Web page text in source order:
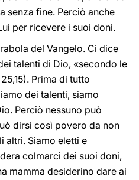
senza fine. Perciò anche
per ricevere i suoi doni.
del Vangelo. Ci dice
talenti di Dio, «secondo le
Prima di tutto
dei talenti, siamo
Perciò nessuno può
dirsi così povero da non
altri. Siamo eletti e
colmarci dei suoi doni,
mamma desiderino dare ai